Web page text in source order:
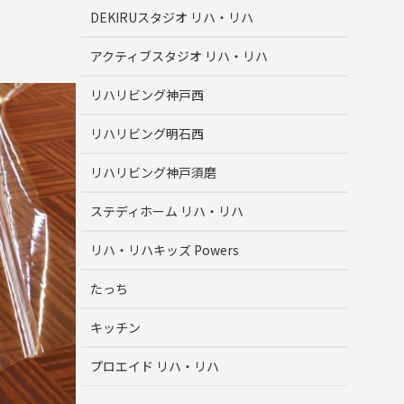
DEKIRUスタジオ リハ・リハ
アクティブスタジオ リハ・リハ
リハリビング神戸西
リハリビング明石西
リハリビング神戸須磨
ステディホーム リハ・リハ
リハ・リハキッズ Powers
たっち
キッチン
プロエイド リハ・リハ